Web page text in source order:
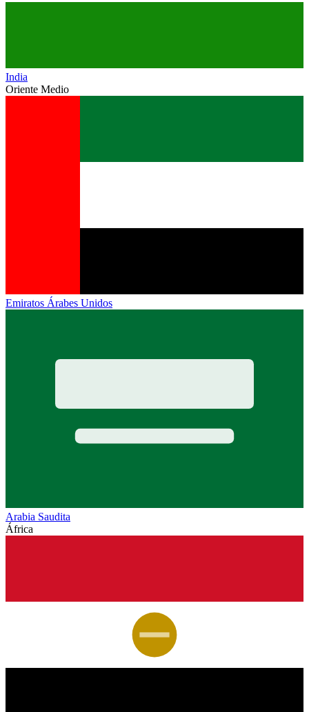
India
Oriente Medio
Emiratos Árabes Unidos
Arabia Saudita
África